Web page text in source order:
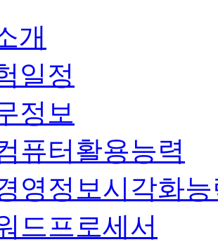
개
일정
정보
퓨터활용능력
영정보시각화
드프로세서